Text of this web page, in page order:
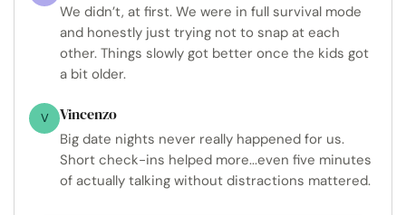
We didn’t, at first. We were in full survival mode
and honestly just trying not to snap at each
other. Things slowly got better once the kids got
a bit older.
V Vincenzo
Big date nights never really happened for us.
Short check-ins helped more...even five minutes
of actually talking without distractions mattered.